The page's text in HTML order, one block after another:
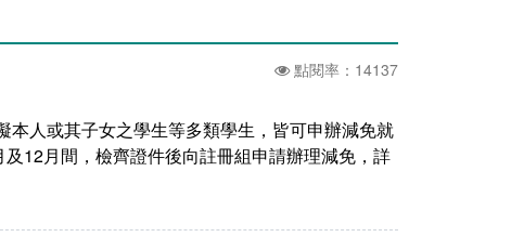
點閱率：14137
人或其子女之學生等多類學生，皆可申辦減免就
12月間，檢齊證件後向註冊組申請辦理減免，詳